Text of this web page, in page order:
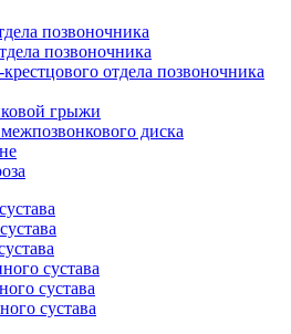
позвоночника
позвоночника
отдела позвоночника
грыжи
диска
сустава
сустава
сустава